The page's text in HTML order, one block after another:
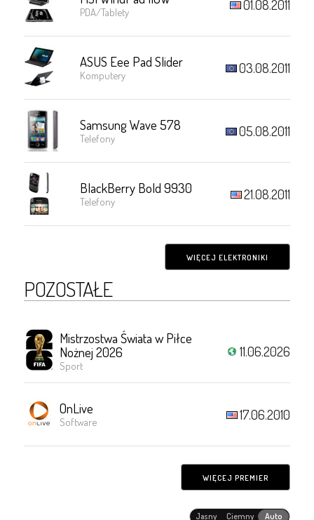
PDA/Tablety 01.08.2011
ASUS Eee Pad Slider
Komputery 03.08.2011
Samsung Wave 578
Telefony 05.08.2011
BlackBerry Bold 9930
Telefony 21.08.2011
WIĘCEJ ELEKTRONIKI
POZOSTAŁE
Mistrzostwa Świata w Piłce
Nożnej 2026
Sport
11.06.2026
OnLive
Software 17.06.2010
WIĘCEJ PREMIER
Jasny Ciemny Auto